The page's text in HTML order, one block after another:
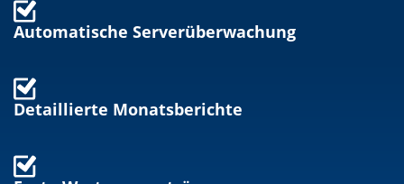
Automatische Serverüberwachung
Detaillierte Monatsberichte